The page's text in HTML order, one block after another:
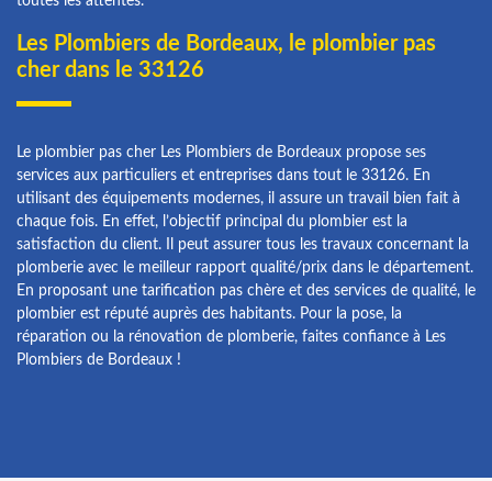
Les Plombiers de Bordeaux, le plombier pas
cher dans le 33126
Le plombier pas cher Les Plombiers de Bordeaux propose ses
services aux particuliers et entreprises dans tout le 33126. En
utilisant des équipements modernes, il assure un travail bien fait à
chaque fois. En effet, l’objectif principal du plombier est la
satisfaction du client. Il peut assurer tous les travaux concernant la
plomberie avec le meilleur rapport qualité/prix dans le département.
En proposant une tarification pas chère et des services de qualité, le
plombier est réputé auprès des habitants. Pour la pose, la
réparation ou la rénovation de plomberie, faites confiance à Les
Plombiers de Bordeaux !